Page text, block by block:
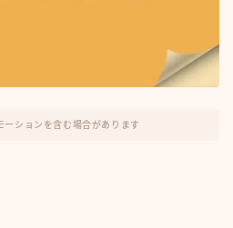
ーションを含む場合があります